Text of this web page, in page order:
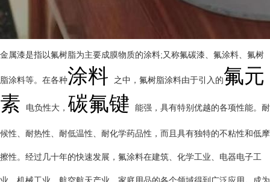
金属漆是指以氟树脂为主要成膜物质的涂料;又称氟碳漆、氟涂料、氟树
脂涂料等。在各种涂料 之中，氟树脂涂料由于引入的氟元
素
电负性大， 碳氟键 能强，具有特别优越的各项性能。耐
候性、耐热性、耐低温性、耐化学药品性，而且具有独特的不粘性和低摩
擦性。经过几十年的快速发展，氟涂料在建筑、化学工业、电器电子工